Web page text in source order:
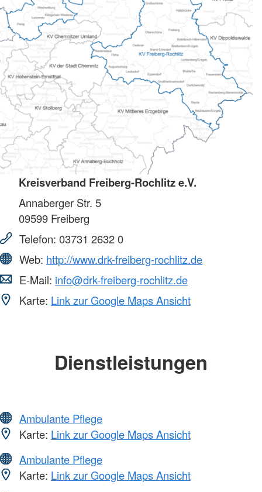
Kreisverband Freiberg-Rochlitz e.V.
Annaberger Str. 5
09599 Freiberg
Telefon: 03731 2632 0
Web: http://www.drk-freiberg-rochlitz.de
E-Mail: info@drk-freiberg-rochlitz.de
Karte: Link zur Google Maps Ansicht
Dienstleistungen
Ambulante Pflege
Karte: Link zur Google Maps Ansicht
Ambulante Pflege
Karte: Link zur Google Maps Ansicht